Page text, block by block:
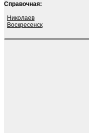
Справочная:
Николаев
Воскресенск